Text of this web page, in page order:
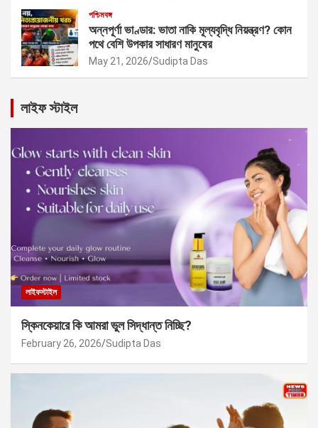
পশ্চিমবঙ্গ
অন্নপূর্ণা ভাণ্ডার: ভাতা নাকি মূল্যবৃদ্ধি নিয়ন্ত্রণ? কোন
পথে বেশি উপকার সাধারণ মানুষের
May 21, 2026 Sudipta Das
লাইফ স্টাইল
লাইফস্টাইল
স্কিনকেয়ারে কি আমরা ভুল সিদ্ধান্ত নিচ্ছি?
February 26, 2026 Sudipta Das